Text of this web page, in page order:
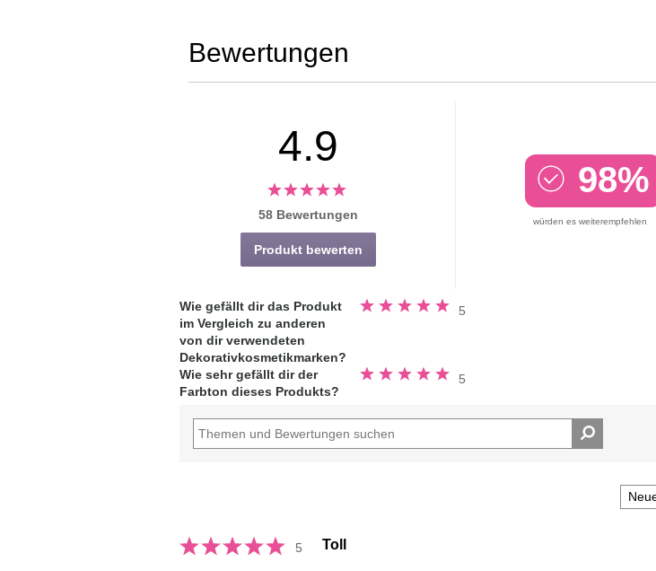
Bewertungen
4.9
58 Bewertungen
Produkt bewerten
98%
würden es weiterempfehlen
Wie gefällt dir das Produkt
im Vergleich zu anderen
von dir verwendeten
Dekorativkosmetikmarken?
5
Bewertung
5.0
Wie sehr gefällt dir der
Farbton dieses Produkts?
5
Bewertung
5.0
5 Toll